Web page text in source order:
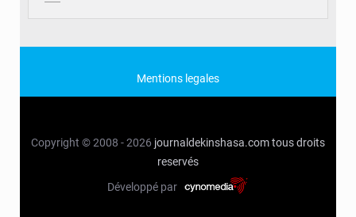
Mentions legales
Copyright © 2008 - 2026 journaldekinshasa.comtous droits
reservés
Développé par